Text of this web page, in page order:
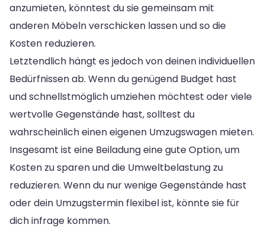
anzumieten, könntest du sie gemeinsam mit
anderen Möbeln verschicken lassen und so die
Kosten reduzieren.
Letztendlich hängt es jedoch von deinen individuellen
Bedürfnissen ab. Wenn du genügend Budget hast
und schnellstmöglich umziehen möchtest oder viele
wertvolle Gegenstände hast, solltest du
wahrscheinlich einen eigenen Umzugswagen mieten.
Insgesamt ist eine Beiladung eine gute Option, um
Kosten zu sparen und die Umweltbelastung zu
reduzieren. Wenn du nur wenige Gegenstände hast
oder dein Umzugstermin flexibel ist, könnte sie für
dich infrage kommen.